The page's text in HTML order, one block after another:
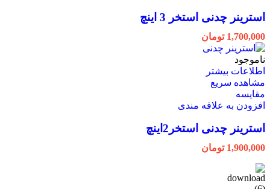
استرینر چدنی استخر 3 اینچ
1,700,000 تومان
ناموجود
اطلاعات بیشتر
مشاهده سریع
مقایسه
افزودن به علاقه مندی
استرینر چدنی استخر2اینچ
1,900,000 تومان